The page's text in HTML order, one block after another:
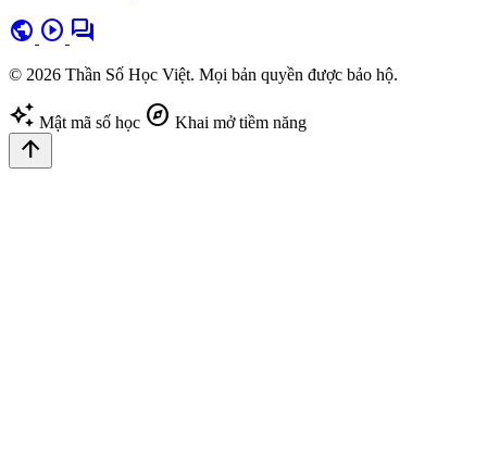
public play_circle forum
© 2026 Thần Số Học Việt. Mọi bản quyền được bảo hộ.
auto_awesome Mật mã số học explore Khai mở tiềm năng
arrow_upward